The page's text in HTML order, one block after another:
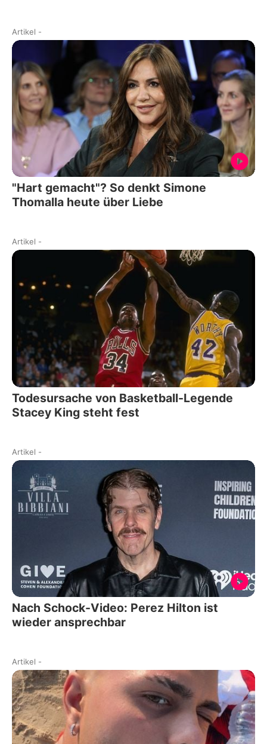
Artikel -
"Hart gemacht"? So denkt Simone
Thomalla heute über Liebe
Artikel -
Todesursache von Basketball-Legende
Stacey King steht fest
Artikel -
Nach Schock-Video: Perez Hilton ist
wieder ansprechbar
Artikel -